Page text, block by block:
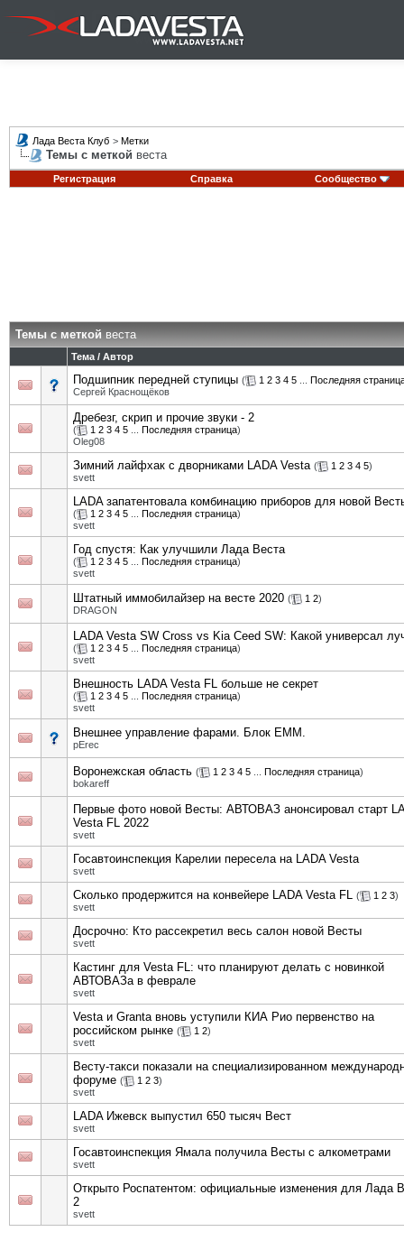
Лада Веста Клуб > Метки
Темы с меткой веста
Регистрация Справка Сообщество
Темы с меткойвеста
Тема / Автор
Подшипник передней ступицы ( 1 2 3 4 5
Последняя
Сергей Краснощёков
Дребезг, скрип и прочие звуки - 2
( 1 2 3 4 5 Последняя страница)
Oleg08
Зимний лайфхак с дворниками LADA Vesta ( 1 2 3 4 5)
svett
LADA запатентовала комбинацию приборов для новой
( 1 2 3 4 5 Последняя страница)
svett
Год спустя: Как улучшили Лада Веста
( 1 2 3 4 5 Последняя страница)
svett
Штатный иммобилайзер на весте 2020 ( 1 2)
DRAGON
LADA Vesta SW Cross vs Kia Ceed SW: Какой универсал
( 1 2 3 4 5 Последняя страница)
svett
Внешность LADA Vesta FL больше не секрет
( 1 2 3 4 5 Последняя страница)
svett
Внешнее управление фарами. Блок EMM.
pErec
Воронежская область ( 1 2 3 4 5 Последняя страница)
bokareff
Первые фото новой Весты: АВТОВАЗ анонсировал старт
Vesta FL 2022
svett
Госавтоинспекция Карелии пересела на LADA Vesta
svett
Сколько продержится на конвейере LADA Vesta FL ( 1 2 3)
svett
Досрочно: Кто рассекретил весь салон новой Весты
svett
Кастинг для Vesta FL: что планируют делать с новинкой
АВТОВАЗа в феврале
svett
Vesta и Granta вновь уступили КИА Рио первенство на
российском рынке ( 1 2)
svett
Весту-такси показали на специализированном
форуме ( 1 2 3)
svett
LADA Ижевск выпустил 650 тысяч Вест
svett
Госавтоинспекция Ямала получила Весты с алкометрами
svett
Открыто Роспатентом: официальные изменения для Лада
2
svett